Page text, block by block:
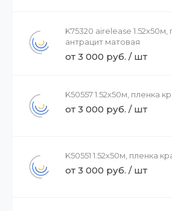
K75320 airelease
антрацит матовая
от 3 000 руб. / шт
K50557 1.52х50м, пленка
от 3 000 руб. / шт
K50551 1.52х50м, пленка
от 3 000 руб. / шт